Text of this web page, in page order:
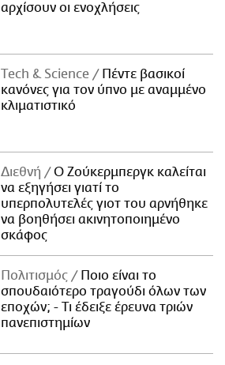
αρχίσουν οι ενοχλήσεις
Τech & Science
Πέντε βασικοί
κανόνες για τον ύπνο με αναμμένο
κλιματιστικό
Διεθνή
Ο Ζούκερμπεργκ καλείται
να εξηγήσει γιατί το
υπερπολυτελές γιοτ του αρνήθηκε
να βοηθήσει ακινητοποιημένο
σκάφος
Πολιτισμός
Ποιο είναι το
σπουδαιότερο τραγούδι όλων των
εποχών; - Τι έδειξε έρευνα τριών
πανεπιστημίων